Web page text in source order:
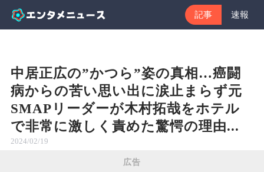
記事 速報
中居正広の”かつら”姿の真相…癌闘
病からの苦い思い出に涙止まらず元
SMAPリーダーが木村拓哉をホテル
で非常に激しく責めた驚愕の理由...
2024/02/19
広告